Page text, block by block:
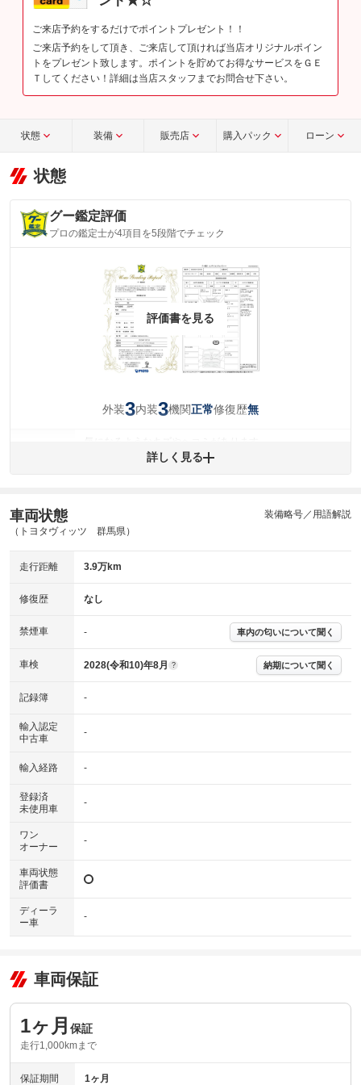
ご来店予約をするだけでポイントプレゼント！！
ご来店予約をして頂き、ご来店して頂ければ当店オリジナルポイン
トをプレゼント致します。ポイントを貯めてお得なサービスをＧＥ
Ｔしてください！詳細は当店スタッフまでお問合せ下さい。
状態 装備 販売店 購入パック ローン
状態
グー鑑定評価
プロの鑑定士が4項目を5段階でチェック
評価書を見る
外装3内装3機関正常修復歴無
キズ・へこみについて問い合わせる
機関 主要機関に不具合はありません。
※グー鑑定は保証サービスではございません。購入時は必ず現車をご確認
下さい。
※実際にお渡しするコンディションチェックシートにつきましては、形式
および表示項目が異なる場合がございます。
す。車両情報等の詳細は各販売店へお問い合わせ下さい。
詳しく見る
車両状態
（トヨタヴィッツ 群馬県）
装備略号／用語解説
走行距離 3.9万km
修復歴 なし
禁煙車 - 車内の匂いについて聞く
車検 2028(令和10)年8月 ? 納期について聞く
記録簿 -
輸入認定
中古車
-
輸入経路 -
登録済
未使用車
-
ワン
オーナー
-
車両状態
評価書
ディーラ
ー車
-
車両保証
1ヶ月 保証
走行1,000kmまで
保証期間 1ヶ月